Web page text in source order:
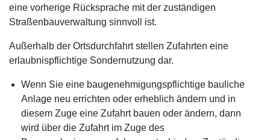
eine vorherige Rücksprache mit der zuständigen
Straßenbauverwaltung sinnvoll ist.
Außerhalb der Ortsdurchfahrt stellen Zufahrten eine
erlaubnispflichtige Sondernutzung dar.
Wenn Sie eine baugenehmigungspflichtige bauliche
Anlage neu errichten oder erheblich ändern und in
diesem Zuge eine Zufahrt bauen oder ändern, dann
wird über die Zufahrt im Zuge des